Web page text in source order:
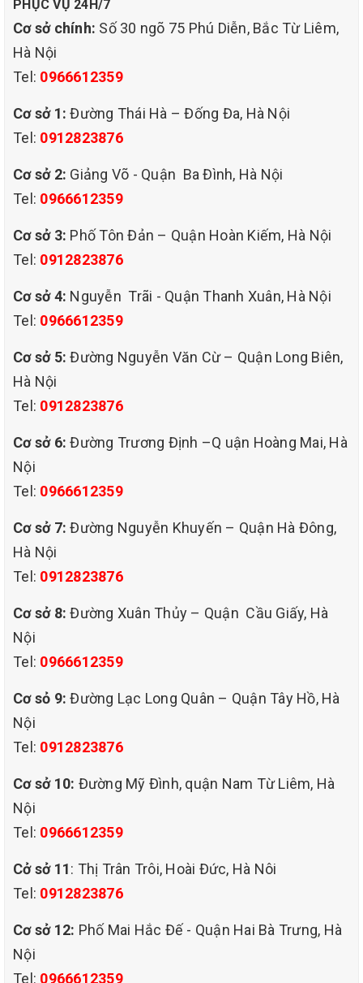
Tại Hà Nội, ghế sofa là sản phẩm nội thất khá quen thuộc được
hàng, spa… không chỉ tạo cảm giác thư giãn thoải mái mà còn là
đầy tinh tế. Là đơn vị hoạt động trong lĩnh vực làm sạch,thảm
, sofa.. uy tín hàng đầu hiện nay.QHT Việt Nam luôn hiểu rằng, để
có được bộ sofa mới và bền mãi theo thời gian thì người dùng cần
phải quan tâm hơn cả tới việc vệ sinh ghế sofa thường xuyên theo
định kỳ. Do đó,QHT Việt Nam cung cấp dịch vụ giặt ghế sofa tại
nghiệp giá rẻ tại quận cầu giấy hà nội.
Quy Trình Giặt Ghế Sofa Của QHT Việt Nam
PHỤC VỤ 24H/7
Cơ sở chính: Số 30 ngõ 75 Phú Diễn, Bắc Từ Liêm,
Hà Nội
Tel: 0966612359
Cơ sở 1: Đường Thái Hà – Đống Đa, Hà Nội
Tel: 0912823876
Cơ sở 2: Giảng Võ - Quận Ba Đình, Hà Nội
Tel: 0966612359
Cơ sở 3: Phố Tôn Đản – Quận Hoàn Kiếm, Hà Nội
Tel: 0912823876
Cơ sở 4: Nguyễn Trãi - Quận Thanh Xuân, Hà Nội
Tel: 0966612359
Cơ sở 5: Đường Nguyễn Văn Cừ – Quận Long Biên,
Hà Nội
Tel: 0912823876
Cơ sở 6: Đường Trương Định –Q uận Hoàng Mai, Hà
Nội
Tel: 0966612359
Cơ sở 7:Đường Nguyễn Khuyến – Quận Hà Đông,
Hà Nội
Tel: 0912823876
Cơ sở 8:Đường Xuân Thủy – Quận Cầu Giấy, Hà
Nội
Tel: 0966612359
Cơ sỏ 9: Đường Lạc Long Quân – Quận Tây Hồ, Hà
Nội
Tel: 0912823876
Cơ sở 10: Đường Mỹ Đình, quận Nam Từ Liêm, Hà
Nội
Tel: 0966612359
Cở sở 11: Thị Trân Trôi, Hoài Đức, Hà Nôi
Tel: 0912823876
Cơ sở 12: Phố Mai Hắc Đế - Quận Hai Bà Trưng, Hà
Nội
Tel: 0966612359